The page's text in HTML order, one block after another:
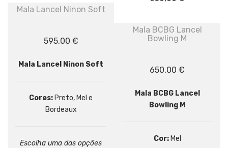
Mala Lancel Ninon Soft
595,00 €
Mala Lancel Ninon Soft
Cores: Preto, Mel e
Bordeaux
Escolha uma das opções
Mala BCBG Lancel
Bowling M
650,00 €
Mala BCBG Lancel
Bowling M
Cor:Mel